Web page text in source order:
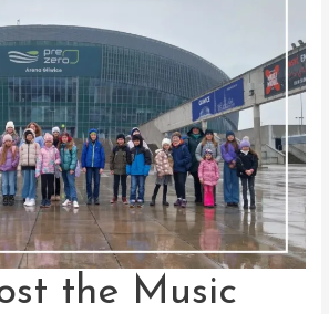
the Music